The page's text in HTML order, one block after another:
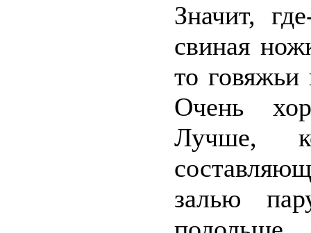
Значит,
свиная
то
Очень
Лучше,
залью